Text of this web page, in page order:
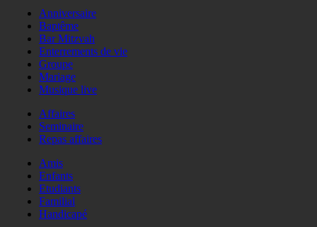
Anniversaire
Baptême
Bar Mitzvah
Enterrements de vie
Groupe
Mariage
Musique live
Affaires
Seminaire
Repas affaires
Amis
Enfants
Etudiants
Familial
Handicapé